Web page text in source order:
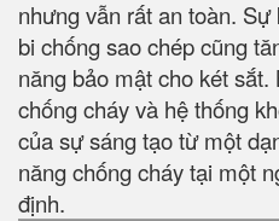
nhưng vẫn rất an toàn.
bi chống sao chép cũng
năng bảo mật cho két
chống cháy và hệ thống
của sự sáng tạo từ một
năng chống cháy tại một
định.